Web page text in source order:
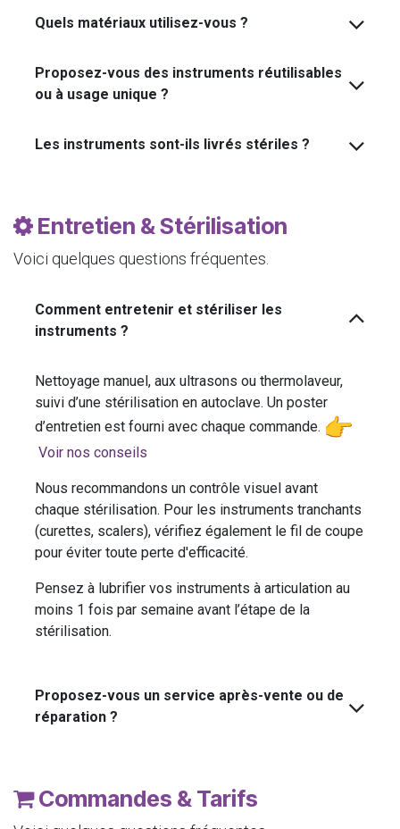
Quels matériaux utilisez-vous ?
Proposez-vous des instruments réutilisables
ou à usage unique ?
Les instruments sont-ils livrés stériles ?
Entretien & Stérilisation
Voici quelques questions fréquentes.
Comment entretenir et stériliser les
instruments ?
Nettoyage manuel, aux ultrasons ou thermolaveur,
suivi d’une stérilisation en autoclave. Un poster
d’entretien est fourni avec chaque commande.
Voir nos conseils
Nous recommandons un contrôle visuel avant
chaque stérilisation. Pour les instruments tranchants
(curettes, scalers), vérifiez également le fil de coupe
pour éviter toute perte d'efficacité.
Pensez à lubrifier vos instruments à articulation au
moins 1 fois par semaine avant l’étape de la
stérilisation.
Proposez-vous un service après-vente ou de
réparation ?
Commandes & Tarifs